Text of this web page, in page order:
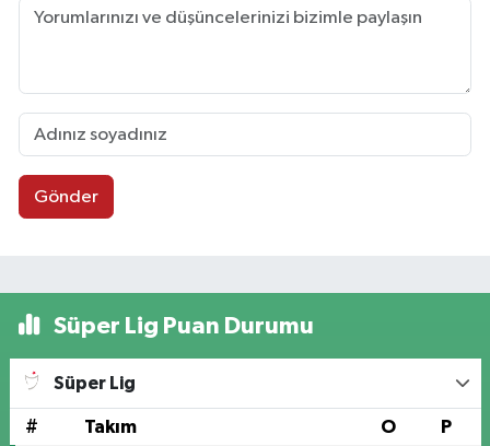
Gönder
Süper Lig Puan Durumu
Süper Lig
# Takım O P